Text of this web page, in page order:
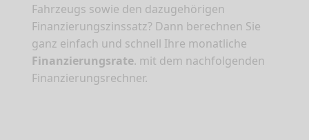
Fahrzeugs sowie den dazugehörigen
Finanzierungszinssatz? Dann berechnen Sie
ganz einfach und schnell Ihre monatliche
Finanzierungsrate. mit dem nachfolgenden
Finanzierungsrechner.